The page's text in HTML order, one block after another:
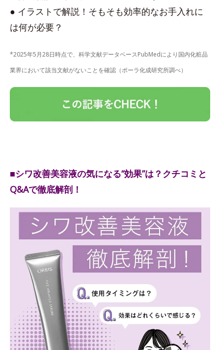
● イラストで解説！そもそも効率的なお手入れに
は何が必要？
*2025年5月28日時点で、科学文献データベースPubMedにより国内化粧品
業界において該当文献がないことを確認（ポーラ化成研究所調べ）
■シワ改善美容液の気になる“効果”は？クチコミと
Q&Aで徹底解剖！